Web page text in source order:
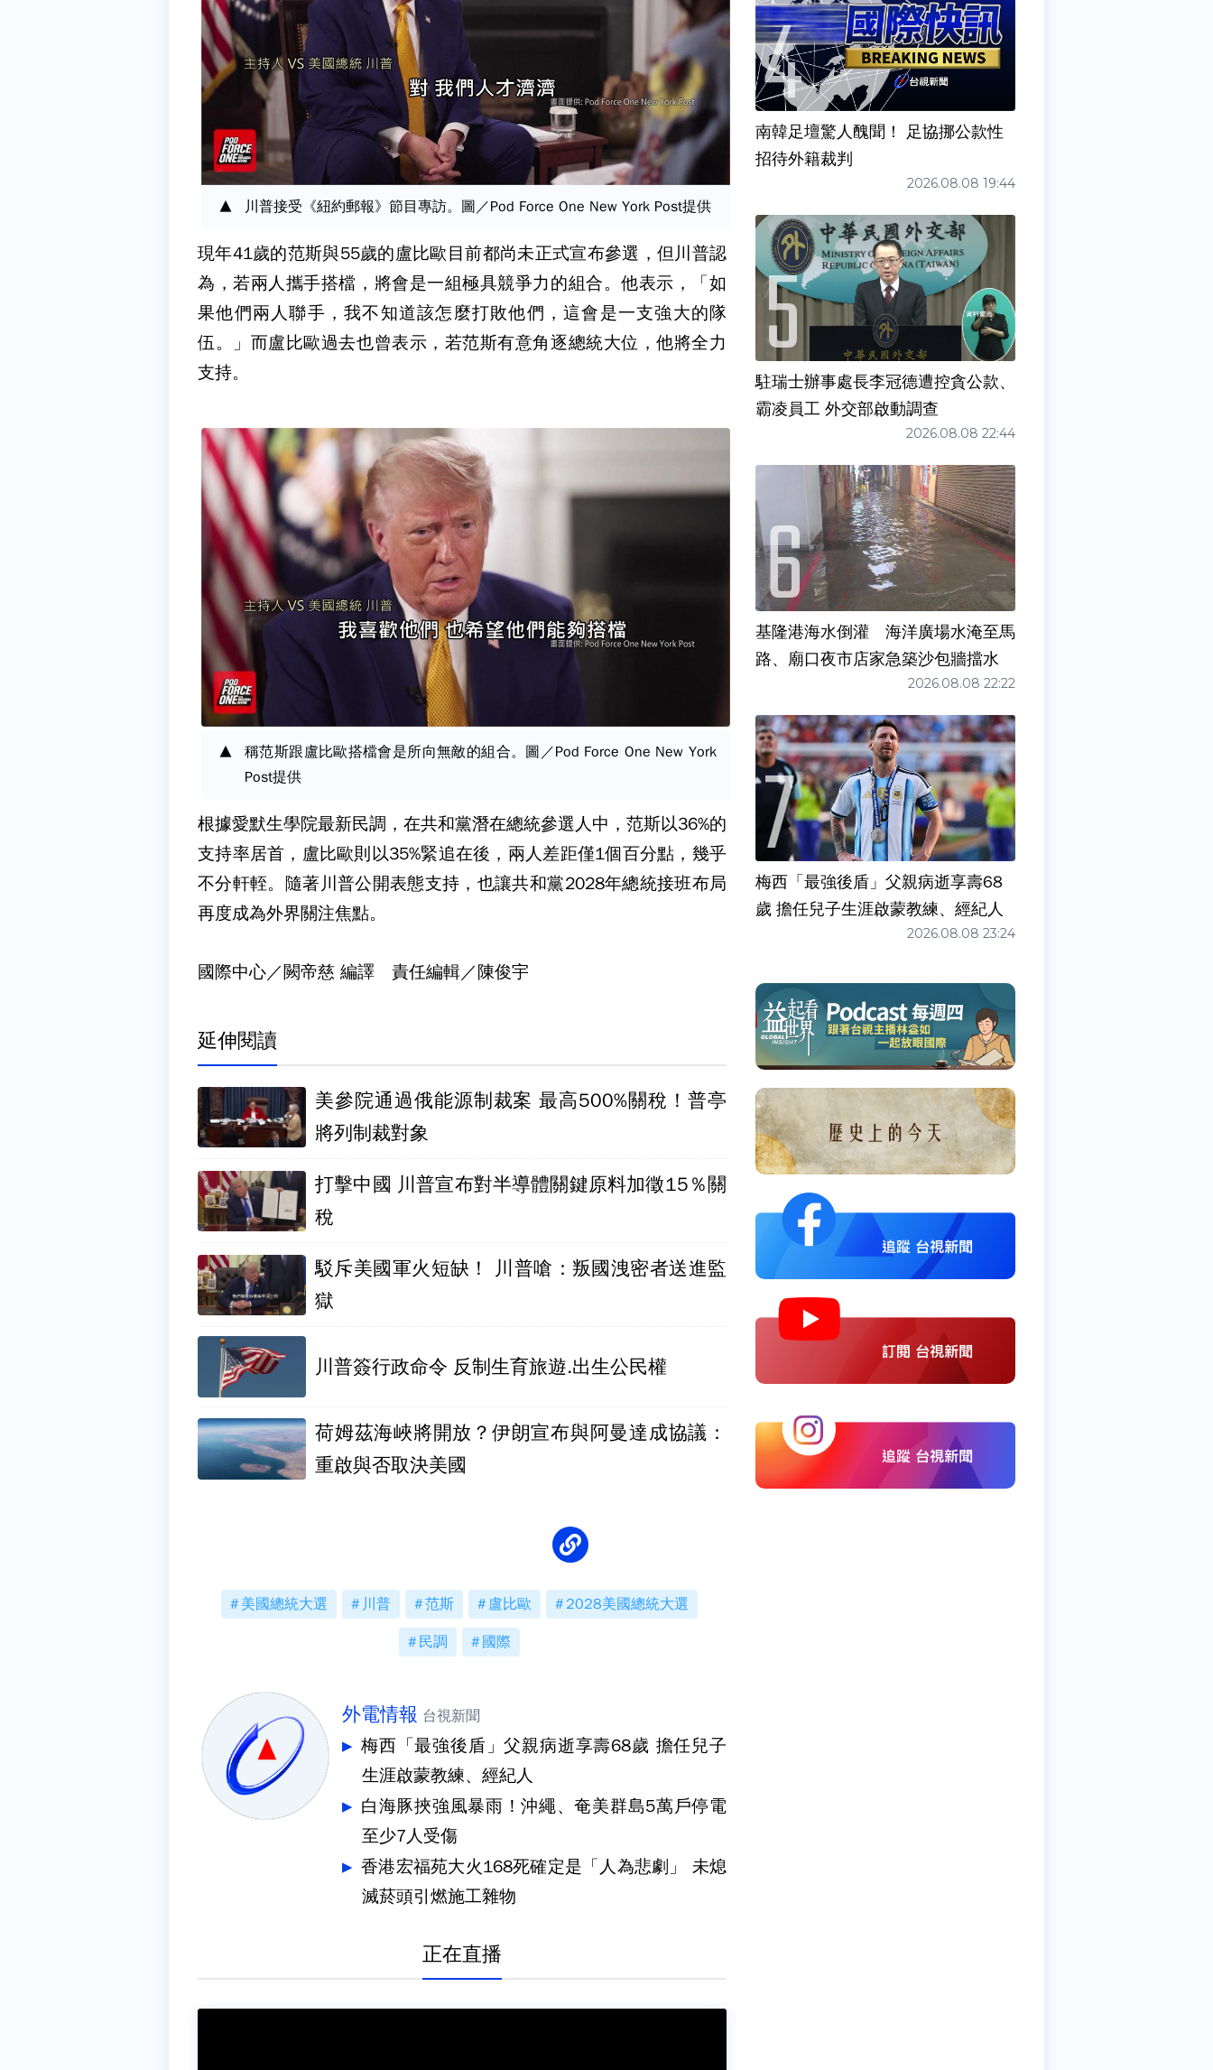
川普接受《紐約郵報》節目專訪。圖／Pod Force One New York Post提供
現年41歲的范斯與55歲的盧比歐目前都尚未正式宣布參選，但川普認
為，若兩人攜手搭檔，將會是一組極具競爭力的組合。他表示，「如
果他們兩人聯手，我不知道該怎麼打敗他們，這會是一支強大的隊
伍。」而盧比歐過去也曾表示，若范斯有意角逐總統大位，他將全力
支持。
稱范斯跟盧比歐搭檔會是所向無敵的組合。圖／Pod Force One New York
Post提供
根據愛默生學院最新民調，在共和黨潛在總統參選人中，范斯以36%的
支持率居首，盧比歐則以35%緊追在後，兩人差距僅1個百分點，幾乎
不分軒輊。隨著川普公開表態支持，也讓共和黨2028年總統接班布局
再度成為外界關注焦點。
國際中心／闕帝慈 編譯 責任編輯／陳俊宇
延伸閱讀
美參院通過俄能源制裁案 最高500%關稅！普亭
將列制裁對象
打擊中國 川普宣布對半導體關鍵原料加徵15％關
稅
駁斥美國軍火短缺！ 川普嗆：叛國洩密者送進監
獄
川普簽行政命令 反制生育旅遊.出生公民權
荷姆茲海峽將開放？伊朗宣布與阿曼達成協議：
重啟與否取決美國
美國總統大選 川普 范斯 盧比歐 2028美國總統大選
民調 國際
外電情報 台視新聞
梅西「最強後盾」父親病逝享壽68歲 擔任兒子
生涯啟蒙教練、經紀人
白海豚挾強風暴雨！沖繩、奄美群島5萬戶停電
至少7人受傷
香港宏福苑大火168死確定是「人為悲劇」 未熄
滅菸頭引燃施工雜物
正在直播
南韓足壇驚人醜聞！ 足協挪公款性
招待外籍裁判
2026.08.08 19:44
駐瑞士辦事處長李冠德遭控貪公款、
霸凌員工 外交部啟動調查
2026.08.08 22:44
基隆港海水倒灌 海洋廣場水淹至馬
路、廟口夜市店家急築沙包牆擋水
2026.08.08 22:22
梅西「最強後盾」父親病逝享壽68
歲 擔任兒子生涯啟蒙教練、經紀人
2026.08.08 23:24